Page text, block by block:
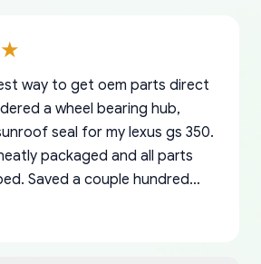
way to get oem parts direct
a wheel bearing hub,
seal for my lexus gs 350.
packaged and all parts
Saved a couple hundred